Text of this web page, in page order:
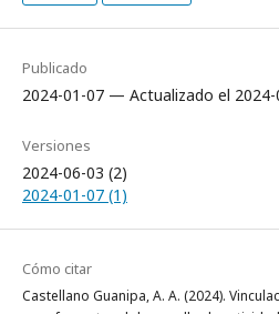
Publicado
2024-01-07 — Actualizado el 2024-
Versiones
2024-06-03 (2)
2024-01-07 (1)
Cómo citar
Castellano Guanipa, A. A. (2024).